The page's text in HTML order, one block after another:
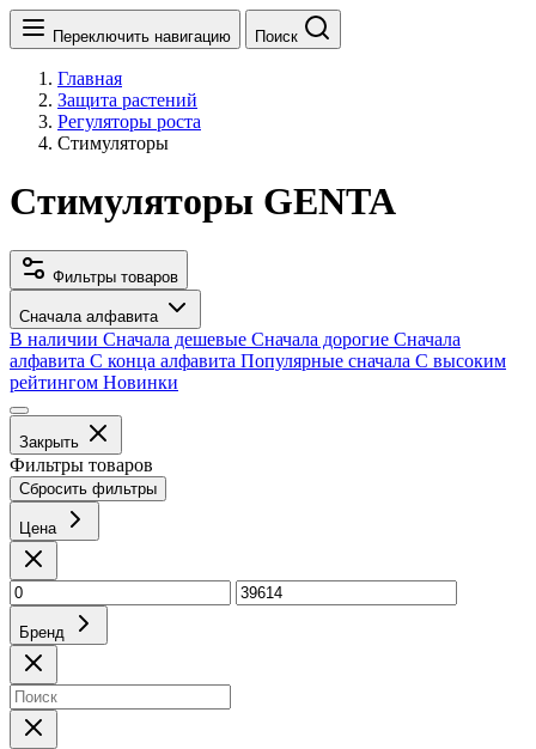
Переключить навигацию Поиск
Главная
Защита растений
Регуляторы роста
Стимуляторы
Стимуляторы GENTA
Фильтры товаров
Сначала алфавита
В наличии Сначала дешевые Сначала дорогие Сначала
алфавита С конца алфавита Популярные сначала С высоким
рейтингом Новинки
Закрыть
Фильтры товаров
Сбросить фильтры
Цена
Бренд